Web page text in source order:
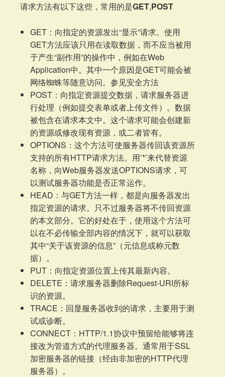
请求方法有以下这些，常用的是GET,POST
GET：向指定的资源发出“显示”请求。使用
GET方法应该只用在读取数据，而不应当被用
于产生“副作用”的操作中，例如在Web
Application中。其中一个原因是GET可能会被
网络蜘蛛等随意访问。参见安全方法
POST：向指定资源提交数据，请求服务器进
行处理（例如提交表单或者上传文件）。数据
被包含在请求本文中。这个请求可能会创建新
的资源或修改现有资源，或二者皆有。
OPTIONS：这个方法可使服务器传回该资源所
支持的所有HTTP请求方法。用’*’来代替资源
名称，向Web服务器发送OPTIONS请求，可
以测试服务器功能是否正常运作。
HEAD：与GET方法一样，都是向服务器发出
指定资源的请求。只不过服务器将不传回资源
的本文部分。它的好处在于，使用这个方法可
以在不必传输全部内容的情况下，就可以获取
其中“关于该资源的信息”（元信息或称元数
据）。
PUT：向指定资源位置上传其最新内容。
DELETE：请求服务器删除Request-URI所标
识的资源。
TRACE：回显服务器收到的请求，主要用于测
试或诊断。
CONNECT：HTTP/1.1协议中预留给能够将连
接改为管道方式的代理服务器。通常用于SSL
加密服务器的链接（经由非加密的HTTP代理
服务器）。